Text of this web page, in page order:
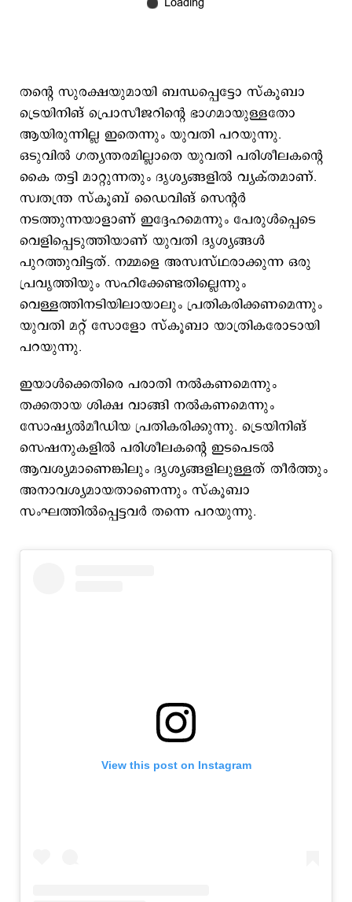
തന്‍റെ സുരക്ഷയുമായി ബന്ധപ്പെട്ടോ സ്കൂബാ
ട്രെയിനിങ് പ്രൊസീജറിന്‍റെ ഭാഗമായുള്ളതോ
ആയിരുന്നില്ല ഇതെന്നും യുവതി പറയുന്നു.
ഒടുവില്‍ ഗത്യന്തരമില്ലാതെ യുവതി പരിശീലകന്‍റെ
കൈ തട്ടി മാറ്റുന്നതും ദൃശ്യങ്ങളില്‍ വ്യക്തമാണ്.
സ്വതന്ത്ര സ്കൂബ് ഡൈവിങ് സെന്റര്‍
നടത്തുന്നയാളാണ് ഇദ്ദേഹമെന്നും പേരുള്‍പ്പെടെ
വെളിപ്പെടുത്തിയാണ് യുവതി ദൃശ്യങ്ങള്‍
പുറത്തുവിട്ടത്. നമ്മളെ അസ്വസ്ഥരാക്കുന്ന ഒരു
പ്രവൃത്തിയും സഹിക്കേണ്ടതില്ലെന്നും
വെള്ളത്തിനടിയിലായാലും പ്രതികരിക്കണമെന്നും
യുവതി മറ്റ് സോളോ സ്കൂബാ യാത്രികരോടായി
പറയുന്നു.
ഇയാള്‍ക്കെതിരെ പരാതി നല്‍കണമെന്നും
തക്കതായ ശിക്ഷ വാങ്ങി നല്‍കണമെന്നും
സോഷ്യല്‍മീഡിയ പ്രതികരിക്കുന്നു. ട്രെയിനിങ്
സെഷനുകളില്‍ പരിശീലകന്റെ ഇടപെടല്‍
ആവശ്യമാണെങ്കിലും ദൃശ്യങ്ങളിലുള്ളത് തീര്‍ത്തും
അനാവശ്യമായതാണെന്നും സ്കൂബാ
സംഘത്തില്‍പ്പെട്ടവര്‍ തന്നെ പറയുന്നു.
View this post on Instagram